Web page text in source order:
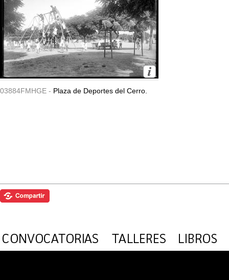
03884FMHGE - Plaza de Deportes del Cerro.